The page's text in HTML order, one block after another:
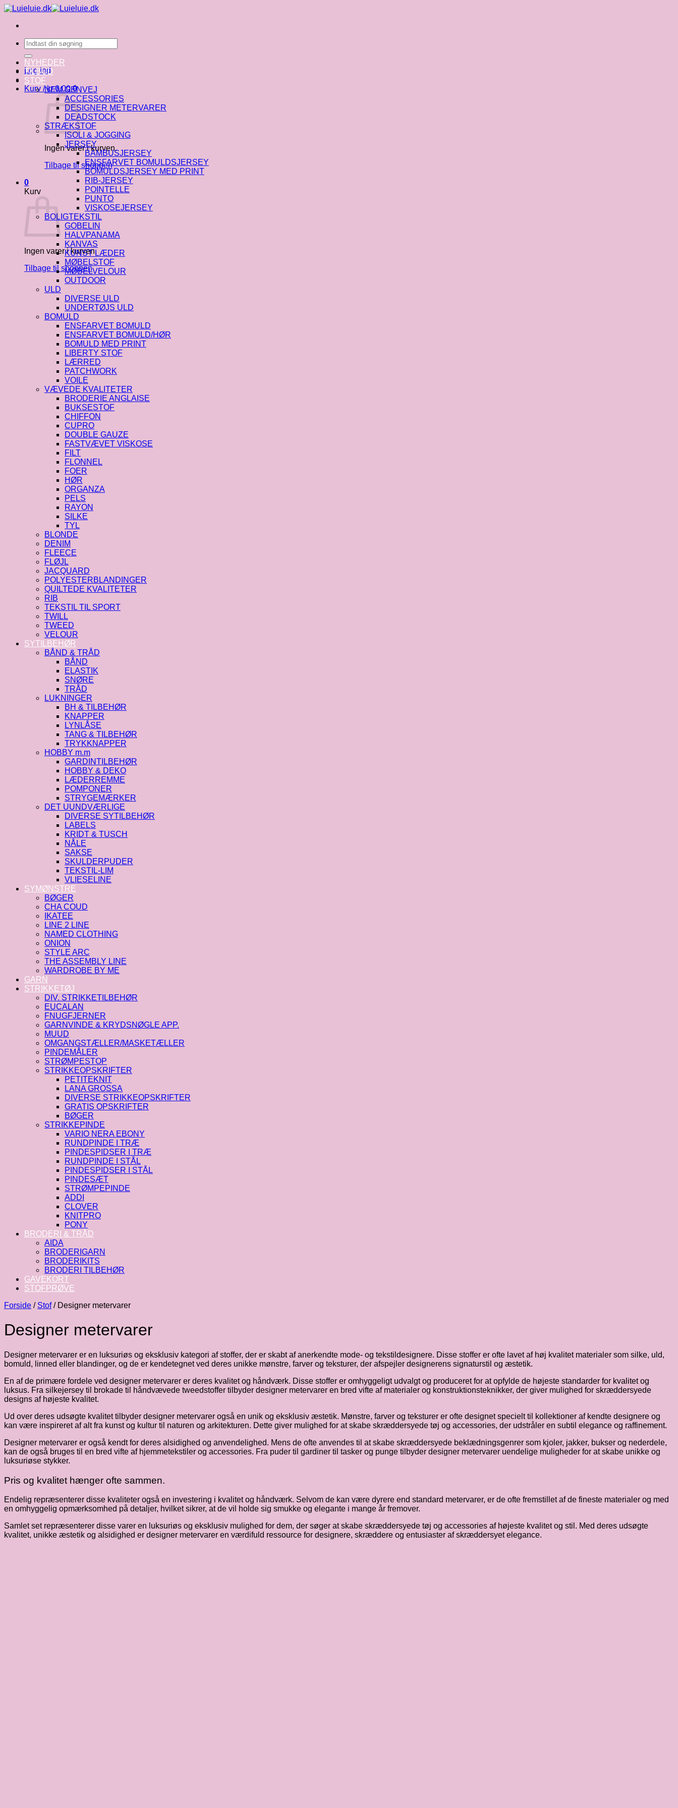
Fortsæt
indhold
Søg
efter:
Log ind
Kurv /kr.0.00 0
Ingen varer i kurven.
Tilbage til shoppen
0
Kurv
Ingen varer i kurven.
Tilbage til shoppen
NYHEDER
TILBUD
STOF
NEM GENVEJ
ACCESSORIES
DESIGNER METERVARER
DEADSTOCK
STRÆKSTOF
ISOLI & JOGGING
JERSEY
BAMBUSJERSEY
ENSFARVET BOMULDSJERSEY
BOMULDSJERSEY MED PRINT
RIB-JERSEY
POINTELLE
PUNTO
VISKOSEJERSEY
BOLIGTEKSTIL
GOBELIN
HALVPANAMA
KANVAS
KUNST LÆDER
MØBELSTOF
MØBELVELOUR
OUTDOOR
ULD
DIVERSE ULD
UNDERTØJS ULD
BOMULD
ENSFARVET BOMULD
ENSFARVET BOMULD/HØR
BOMULD MED PRINT
LIBERTY STOF
LÆRRED
PATCHWORK
VOILE
VÆVEDE KVALITETER
BRODERIE ANGLAISE
BUKSESTOF
CHIFFON
CUPRO
DOUBLE GAUZE
FASTVÆVET VISKOSE
FILT
FLONNEL
FOER
HØR
ORGANZA
PELS
RAYON
SILKE
TYL
BLONDE
DENIM
FLEECE
FLØJL
JACQUARD
POLYESTERBLANDINGER
QUILTEDE KVALITETER
RIB
TEKSTIL TIL SPORT
TWILL
TWEED
VELOUR
SYTILBEHØR
BÅND & TRÅD
BÅND
ELASTIK
SNØRE
TRÅD
LUKNINGER
BH & TILBEHØR
KNAPPER
LYNLÅSE
TANG & TILBEHØR
TRYKKNAPPER
HOBBY m.m
GARDINTILBEHØR
HOBBY & DEKO
LÆDERREMME
POMPONER
STRYGEMÆRKER
DET UUNDVÆRLIGE
DIVERSE SYTILBEHØR
LABELS
KRIDT & TUSCH
NÅLE
SAKSE
SKULDERPUDER
TEKSTIL-LIM
VLIESELINE
SYMØNSTRE
BØGER
CHA COUD
IKATEE
LINE 2 LINE
NAMED CLOTHING
ONION
STYLE ARC
THE ASSEMBLY LINE
WARDROBE BY ME
GARN
STRIKKETØJ
DIV. STRIKKETILBEHØR
EUCALAN
FNUGFJERNER
GARNVINDE & KRYDSNØGLE APP.
MUUD
OMGANGSTÆLLER/MASKETÆLLER
PINDEMÅLER
STRØMPESTOP
STRIKKEOPSKRIFTER
PETITEKNIT
LANA GROSSA
DIVERSE STRIKKEOPSKRIFTER
GRATIS OPSKRIFTER
BØGER
STRIKKEPINDE
VARIO NERA EBONY
RUNDPINDE I TRÆ
PINDESPIDSER I TRÆ
RUNDPINDE I STÅL
PINDESPIDSER I STÅL
PINDESÆT
STRØMPEPINDE
ADDI
CLOVER
KNITPRO
PONY
BRODERI & TRÅD
AIDA
BRODERIGARN
BRODERIKITS
BRODERI TILBEHØR
GAVEKORT
STOFPRØVE
Forside / Stof /Designer metervarer
Designer metervarer
Designer metervarer er en luksuriøs og eksklusiv kategori af stoffer, der er skabt af anerkendte mode- og tekstildesignere. Disse stoffer er ofte lavet af høj kvalitet materialer som silke, uld,
bomuld, linned eller blandinger, og de er kendetegnet ved deres unikke mønstre, farver og teksturer, der afspejler designerens signaturstil og æstetik.
En af de primære fordele ved designer metervarer er deres kvalitet og håndværk. Disse stoffer er omhyggeligt udvalgt og produceret for at opfylde de højeste standarder for kvalitet og
luksus. Fra silkejersey til brokade til håndvævede tweedstoffer tilbyder designer metervarer en bred vifte af materialer og konstruktionsteknikker, der giver mulighed for skræddersyede
designs af højeste kvalitet.
Ud over deres udsøgte kvalitet tilbyder designer metervarer også en unik og eksklusiv æstetik. Mønstre, farver og teksturer er ofte designet specielt til kollektioner af kendte designere og
kan være inspireret af alt fra kunst og kultur til naturen og arkitekturen. Dette giver mulighed for at skabe skræddersyede tøj og accessories, der udstråler en subtil elegance og raffinement.
Designer metervarer er også kendt for deres alsidighed og anvendelighed. Mens de ofte anvendes til at skabe skræddersyede beklædningsgenrer som kjoler, jakker, bukser og nederdele,
kan de også bruges til en bred vifte af hjemmetekstiler og accessories. Fra puder til gardiner til tasker og punge tilbyder designer metervarer uendelige muligheder for at skabe unikke og
luksuriøse stykker.
Pris og kvalitet hænger ofte sammen.
Endelig repræsenterer disse kvaliteter også en investering i kvalitet og håndværk. Selvom de kan være dyrere end standard metervarer, er de ofte fremstillet af de fineste materialer og med
en omhyggelig opmærksomhed på detaljer, hvilket sikrer, at de vil holde sig smukke og elegante i mange år fremover.
Samlet set repræsenterer disse varer en luksuriøs og eksklusiv mulighed for dem, der søger at skabe skræddersyede tøj og accessories af højeste kvalitet og stil. Med deres udsøgte
kvalitet, unikke æstetik og alsidighed er designer metervarer en værdifuld ressource for designere, skræddere og entusiaster af skræddersyet elegance.